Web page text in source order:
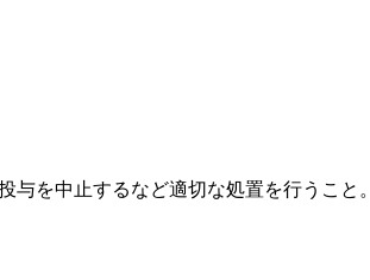
を中止するなど適切な処置を行うこと。